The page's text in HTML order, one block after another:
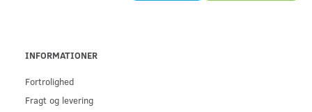
INFORMATIONER
Fortrolighed
Fragt og levering